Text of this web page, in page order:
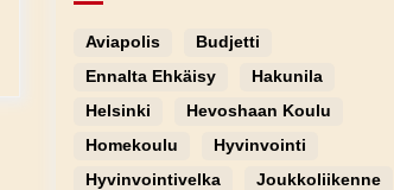
Aviapolis
Budjetti
Ennalta Ehkäisy
Hakunila
Helsinki
Hevoshaan Koulu
Homekoulu
Hyvinvointi
Hyvinvointivelka
Joukkoliikenne